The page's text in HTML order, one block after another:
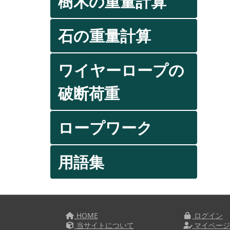
石の重量計算
ワイヤーロープの
破断荷重
ロープワーク
用語集
HOME
当サイトについて
ログイン
マイページ